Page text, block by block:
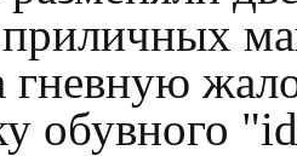
гневную
обувного